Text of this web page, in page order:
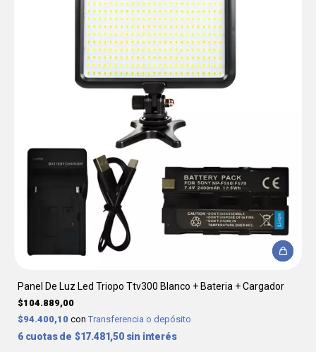
Panel De Luz Led Triopo Ttv300 Blanco + Bateria + Cargador
$104.889,00
$94.400,10 con Transferencia o depósito
6 $17.481,50 sin interés